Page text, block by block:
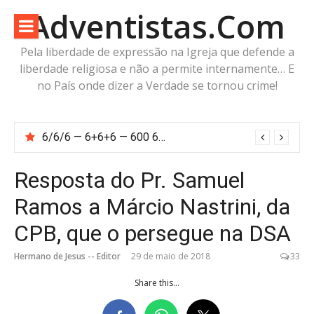
para
conteúdo
Adventistas.Com
Pela liberdade de expressão na Igreja que defende a
liberdade religiosa e não a permite internamente… E
no País onde dizer a Verdade se tornou crime!
6/6/6 — 6+6+6 — 600 60 6… Calcule o número da besta!
FIM DO MITO ADVENTISTA DE ÓRION — Não Olhemos para o Caçador: Olhemos para o Cordeiro
Resposta do Pr. Samuel
Ramos a Márcio Nastrini, da
CPB, que o persegue na DSA
Hermano de Jesus -- Editor 29 de maio de 2018 33
Share this...